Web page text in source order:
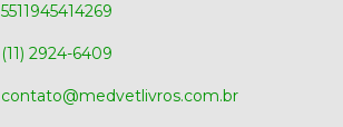
5511945414269
(11) 2924-6409
contato@medvetlivros.com.br